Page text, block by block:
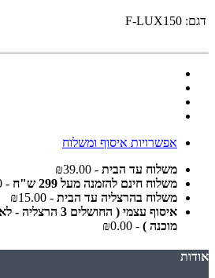
דגם: F-LUX150
אפשרויות איסוף ומשלוח
משלוח עד הבית - ₪39.00
משלוח חינם להזמנה מעל 299 ש"ח
- ₪0.00
משלוח בהרצליה עד הבית - ₪15.00
איסוף עצמי (
מוכנה ) - ₪0.00
אודות